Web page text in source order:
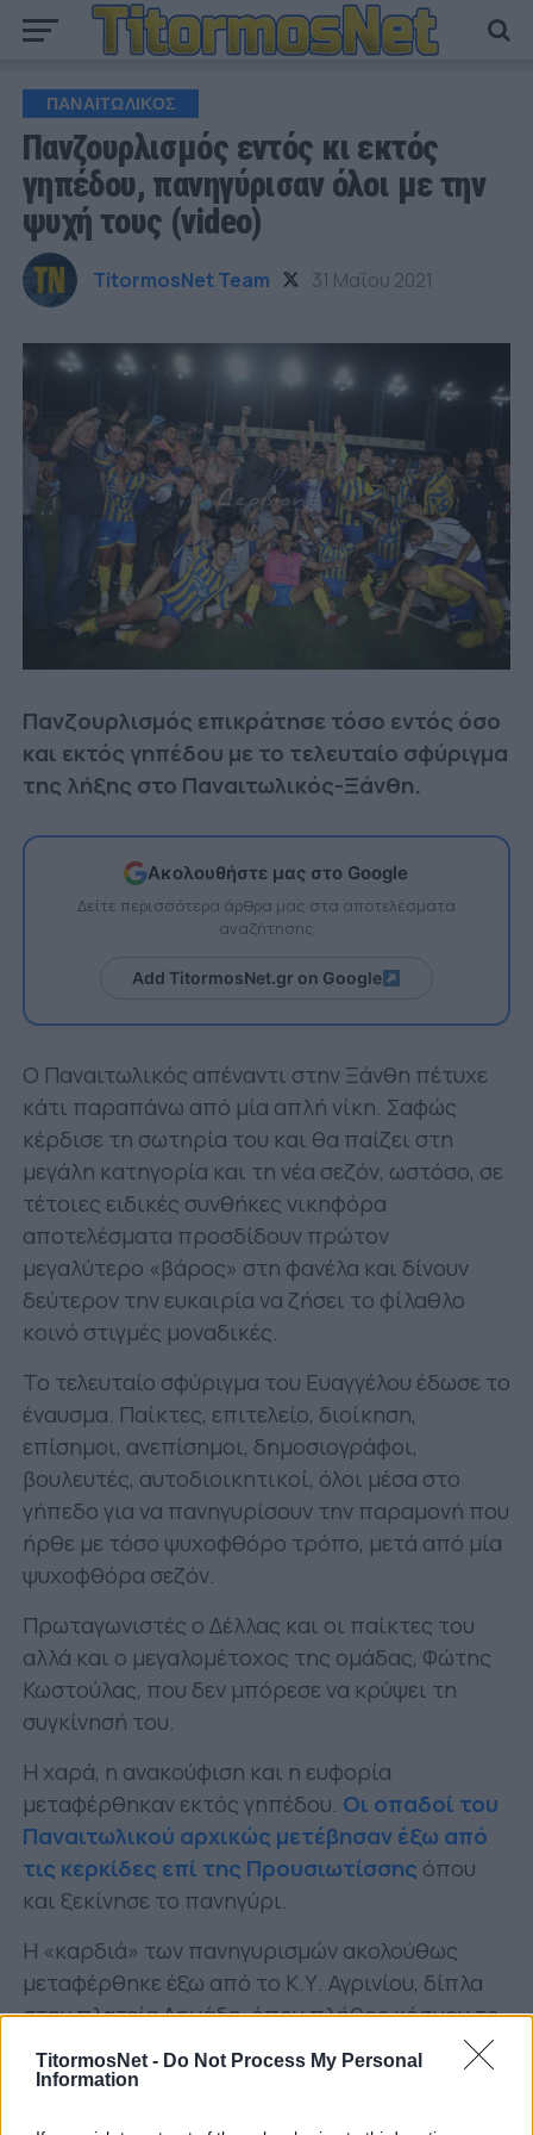
TitormosNet - Do Not Process My Personal
Information
ΠΑΝΑΙΤΩΛΙΚΟΣ
Πανζουρλισμός εντός κι εκτός
γηπέδου, πανηγύρισαν όλοι με την
ψυχή τους (video)
TitormosNet Team 31 Μαΐου 2021
Πανζουρλισμός επικράτησε τόσο εντός όσο
και εκτός γηπέδου με το τελευταίο σφύριγμα
της λήξης στο Παναιτωλικός-Ξάνθη.
Ακολουθήστε μας στο Google
Δείτε περισσότερα άρθρα μας στα αποτελέσματα
αναζήτησης
Add TitormosNet.gr on Google
Ο Παναιτωλικός απέναντι στην Ξάνθη πέτυχε
κάτι παραπάνω από μία απλή νίκη. Σαφώς
κέρδισε τη σωτηρία του και θα παίζει στη
μεγάλη κατηγορία και τη νέα σεζόν, ωστόσο, σε
τέτοιες ειδικές συνθήκες νικηφόρα
αποτελέσματα προσδίδουν πρώτον
μεγαλύτερο «βάρος» στη φανέλα και δίνουν
δεύτερον την ευκαιρία να ζήσει το φίλαθλο
κοινό στιγμές μοναδικές.
Το τελευταίο σφύριγμα του Ευαγγέλου έδωσε το
έναυσμα. Παίκτες, επιτελείο, διοίκηση,
επίσημοι, ανεπίσημοι, δημοσιογράφοι,
βουλευτές, αυτοδιοικητικοί, όλοι μέσα στο
γήπεδο για να πανηγυρίσουν την παραμονή που
ήρθε με τόσο ψυχοφθόρο τρόπο, μετά από μία
ψυχοφθόρα σεζόν.
Πρωταγωνιστές ο Δέλλας και οι παίκτες του
αλλά και ο μεγαλομέτοχος της ομάδας, Φώτης
Κωστούλας, που δεν μπόρεσε να κρύψει τη
συγκίνησή του.
Η χαρά, η ανακούφιση και η ευφορία
μεταφέρθηκαν εκτός γηπέδου. Οι οπαδοί του
Παναιτωλικού αρχικώς μετέβησαν έξω από
τις κερκίδες επί της Προυσιωτίσσης όπου
και ξεκίνησε το πανηγύρι.
Η «καρδιά» των πανηγυρισμών ακολούθως
μεταφέρθηκε έξω από το Κ.Υ. Αγρινίου, δίπλα
στην πλατεία Δημάδη, όπου πλήθος κόσμου το
γλέντησε με την ψυχή του.
Δείτε στιγμιότυπα τα οποία αναρτήθηκαν
από χρήστες στο Facebook: